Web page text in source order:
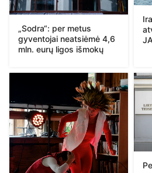
„Sodra“: per metus
gyventojai neatsiėmė 4,6
mln. eurų ligos išmokų